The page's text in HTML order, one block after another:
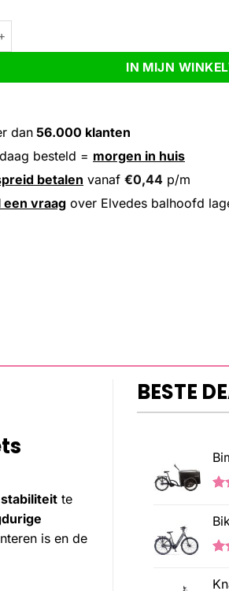
lager 1-3/8 (44 x 35 x 5) aantal
IN MIJN
dan 56.000 klanten
besteld = morgen in huis
betalen vanaf €0,44 p/m
een vraag over Elvedes balhoofd
te
is en de
BESTE
op
5.00